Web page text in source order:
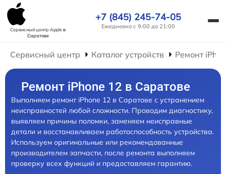
Сервисный центр Appleв
Саратове
+7 (845) 245-74-05
Ежедневно с 9:00 до 21:00
Сервисный центр Каталог устройств Ремонт
Ремонт iPhone 12 в Саратове
Выполняем ремонт iPhone 12 в Саратове с устранением
неисправностей любой сложности. Проводим диагностику,
выявляем причины поломки, заменяем неисправные
детали и восстанавливаем работоспособность устройства.
Используем оригинальные или рекомендованные
производителем запчасти, после ремонта выполняем
проверку всех функций и предоставляем гарантию.